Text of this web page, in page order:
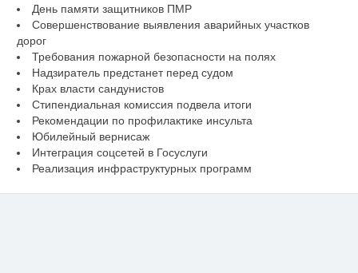
День памяти защитников ПМР
Совершенствование выявления аварийных участков
дорог
Требования пожарной безопасности на полях
Надзиратель предстанет перед судом
Крах власти сандунистов
Стипендиальная комиссия подвела итоги
Рекомендации по профилактике инсульта
Юбилейный вернисаж
Интеграция соцсетей в Госуслуги
Реализация инфраструктурных программ